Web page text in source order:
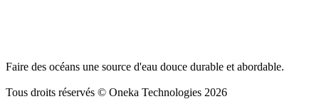
Faire des océans une source d'eau douce durable et abordable.
Tous droits réservés © Oneka Technologies 2026